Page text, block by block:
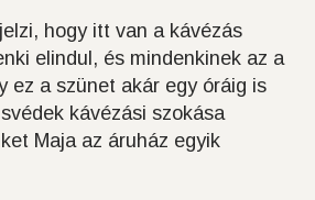
hogy itt van a kávézás
elindul, és mindenkinek az a
ez a szünet akár egy óráig is
kávézási szokása
Maja az áruház egyik